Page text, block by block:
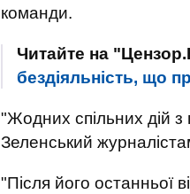
команди.
Читайте на
бездіяльність, що
"Жодних спільних дій з
Зеленський
"Після його останньої